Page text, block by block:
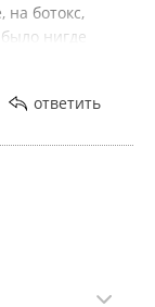
на ботокс,
нигде
и не
только сюда
ответить